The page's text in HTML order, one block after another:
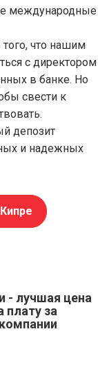
международные
что нашим
с директором
в банке. Но
свести к
депозит
и надежных
- лучшая цена
плату за